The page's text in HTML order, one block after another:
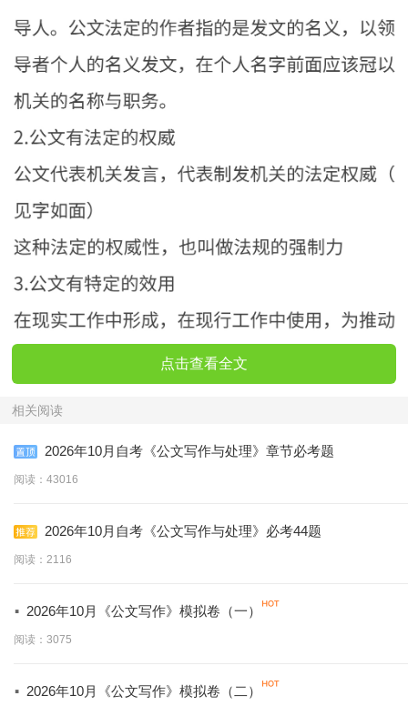
点击查看全文
相关阅读
2026年10月自考《公文写作与处理》章节必考题
阅读：43016
2026年10月自考《公文写作与处理》必考44题
阅读：2116
· 2026年10月《公文写作》模拟卷（一）
阅读：3075
· 2026年10月《公文写作》模拟卷（二）